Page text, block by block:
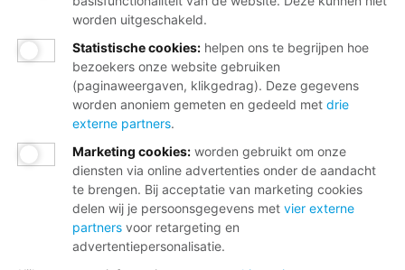
worden uitgeschakeld.
Statistische cookies: helpen ons te begrijpen hoe
bezoekers onze website gebruiken
(paginaweergaven, klikgedrag). Deze gegevens
worden anoniem gemeten en gedeeld met drie
externe partners.
Marketing cookies: worden gebruikt om onze
diensten via online advertenties onder de aandacht
te brengen. Bij acceptatie van marketing cookies
delen wij je persoonsgegevens met vier externe
partners voor retargeting en
advertentiepersonalisatie.